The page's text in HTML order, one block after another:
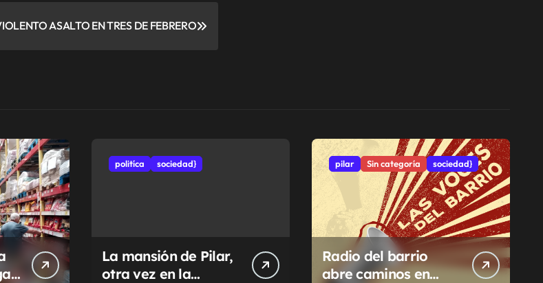
ASALTO EN TRES DE FEBRERO
politíca sociedad}
La mansión de Pilar,
otra vez en la
pilar Sin categoría sociedad}
Radio del barrio
abre caminos en